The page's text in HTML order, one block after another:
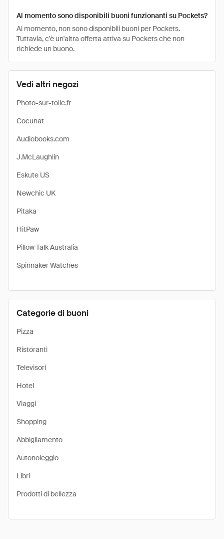
Vedi altri negozi
Photo-sur-toile.fr
Cocunat
Audiobooks.com
J.McLaughlin
Eskute US
Newchic UK
Pitaka
HitPaw
Pillow Talk Australia
Spinnaker Watches
Categorie di buoni
Pizza
Ristoranti
Televisori
Hotel
Viaggi
Shopping
Abbigliamento
Autonoleggio
Libri
Prodotti di bellezza
Al momento sono disponibili buoni funzionanti su Pockets?
Al momento, non sono disponibili buoni per Pockets.
Tuttavia, c'è un'altra offerta attiva su Pockets che non
richiede un buono.